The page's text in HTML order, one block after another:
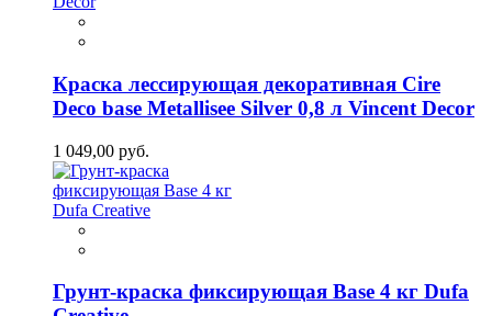
Краска лессирующая декоративная Cire
Deco base Metallisee Silver 0,8 л Vincent Decor
1 049,00 руб.
Грунт-краска фиксирующая Base 4 кг Dufa